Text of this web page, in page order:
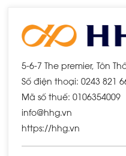
5-6-7 The premier, Tôn
Số điện thoại: 0243 821
Mã số thuế: 0106354009
info@hhg.vn
https://hhg.vn